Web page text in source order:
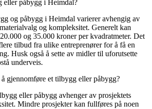
eller påbygg i Heimdal?
og påbygg i Heimdal varierer avhengig av
og kompleksitet. Generelt kan
og 35.000 kroner per kvadratmeter. Det
tilbud fra ulike entreprenører for å få en
Husk også å sette av midler til uforutsette
underveis.
gjennomføre et tilbygg eller påbygg?
eller påbygg avhenger av prosjektets
Mindre prosjekter kan fullføres på noen